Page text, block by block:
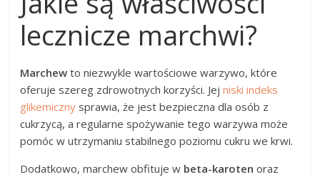
lecznicze marchwi?
Marchew to niezwykle wartościowe warzywo, które
oferuje szereg zdrowotnych korzyści. Jejniski indeks
glikemiczny sprawia, że jest bezpieczna dla osób z
cukrzycą, a regularne spożywanie tego warzywa może
pomóc w utrzymaniu stabilnego poziomu cukru we krwi.
Dodatkowo, marchew obfituje w beta-karoten oraz